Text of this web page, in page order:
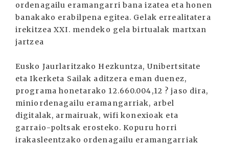
ordenagailu eramangarri bana izatea eta honen
banakako erabilpena egitea. Gelak errealitatera
irekitzea XXI. mendeko gela birtualak martxan
jartzea
Eusko Jaurlaritzako Hezkuntza, Unibertsitate
eta Ikerketa Sailak aditzera eman duenez,
programa honetarako 12.660.004,12 ? jaso dira,
miniordenagailu eramangarriak, arbel
digitalak, armairuak, wifi konexioak eta
garraio-poltsak erosteko. Kopuru horri
irakasleentzako ordenagailu eramangarriak